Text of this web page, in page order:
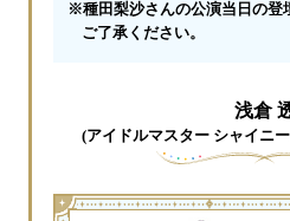
※種田梨沙さんの公演当日の登
ご了承ください。
浅倉
(アイドルマスター シャイニ